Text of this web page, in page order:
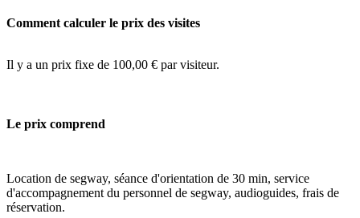
Comment calculer le prix des visites
Il y a un prix fixe de 100,00 € par visiteur.
Le prix comprend
Location de segway, séance d'orientation de 30 min, service
d'accompagnement du personnel de segway, audioguides, frais de
réservation.